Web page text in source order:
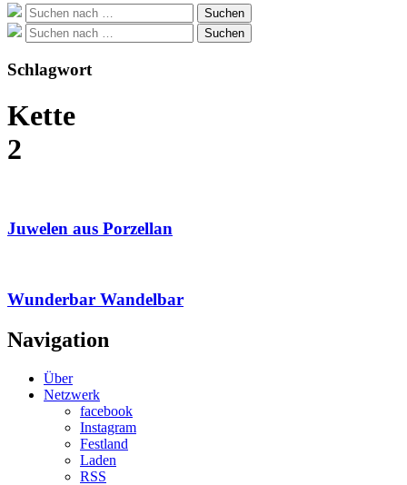
Suche
nach:
Suchen
Suche
nach:
Suchen
Schlagwort
Kette
2
Juwelen aus Porzellan
Wunderbar Wandelbar
Navigation
Über
Netzwerk
facebook
Instagram
Festland
Laden
RSS